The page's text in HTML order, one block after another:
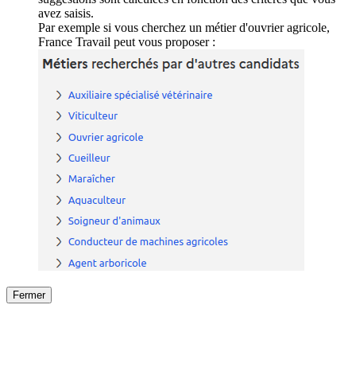
avez saisis.
Par exemple si vous cherchez un métier d'ouvrier agricole,
France Travail peut vous proposer :
Fermer